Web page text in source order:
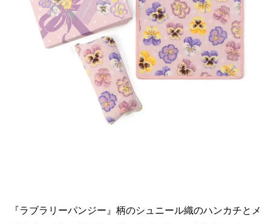
『ラブラリーパンジー』柄のシュニール織のハンカチとメ